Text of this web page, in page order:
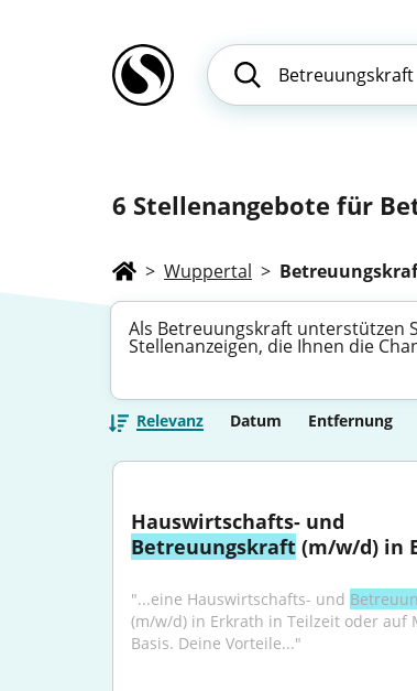
6 Stellenangebote für
> Wuppertal >
Als Betreuungskraft unterstützen
Stellenanzeigen, die Ihnen die
Relevanz Datum Entfernung
Betreuungskraft (m/w/d) in
"...eine Hauswirtschafts- und
(m/w/d) in Erkrath in Teilzeit oder auf
Basis. Deine Vorteile..."